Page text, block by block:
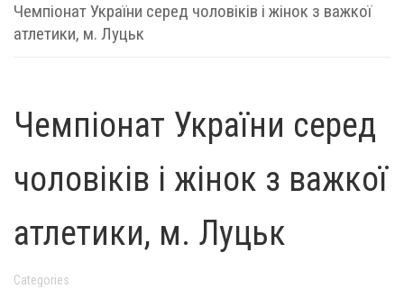
Чемпіонат України серед чоловіків і жінок з важкої
атлетики, м. Луцьк
Чемпіонат України серед
чоловіків і жінок з важкої
атлетики, м. Луцьк
Categories